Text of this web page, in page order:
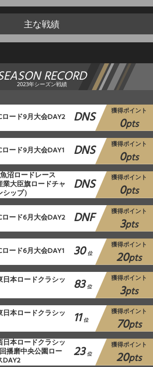
主な戦績
RECORD
2023年シーズン戦績
ロード9月大会DAY2 DNS 獲得ポイント
0pts
ロード9月大会DAY1 DNS 獲得ポイント
0pts
沼ロードレース
業大臣旗ロードチャ
ップ） DNS 獲得ポイント
0pts
ロード6月大会DAY2 DNF 獲得ポイント
3pts
ロード6月大会DAY1 30 位
獲得ポイント
20pts
日本ロードクラシッ 83 位
獲得ポイント
3pts
日本ロードクラシッ 11 位
獲得ポイント
70pts
日本ロードクラシッ
播磨中央公園ロー
DAY2 23 位
獲得ポイント
20pts